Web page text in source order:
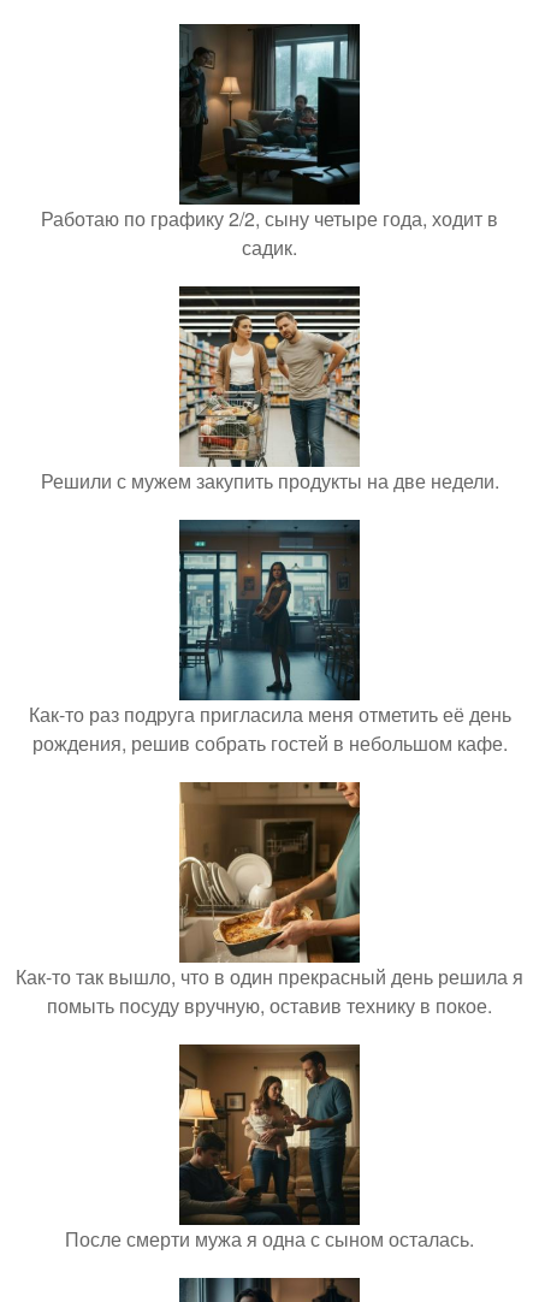
Работаю по графику 2/2, сыну четыре года, ходит в
садик.
Решили с мужем закупить продукты на две недели.
Как-то раз подруга пригласила меня отметить её день
рождения, решив собрать гостей в небольшом кафе.
Как-то так вышло, что в один прекрасный день решила я
помыть посуду вручную, оставив технику в покое.
После смерти мужа я одна с сыном осталась.